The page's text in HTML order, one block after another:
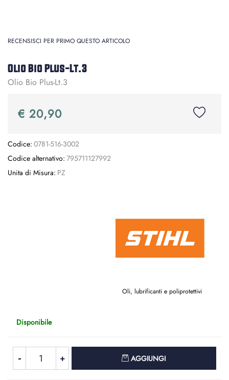
RECENSISCI PER PRIMO QUESTO ARTICOLO
Olio Bio Plus-Lt.3
Olio Bio Plus-Lt.3
€ 20,90
Codice: 0781-516-3002
Codice alternativo: 795711127992
Unita di Misura: PZ
Oli, lubrificanti e poliprotettivi
Disponibile
AGGIUNGI